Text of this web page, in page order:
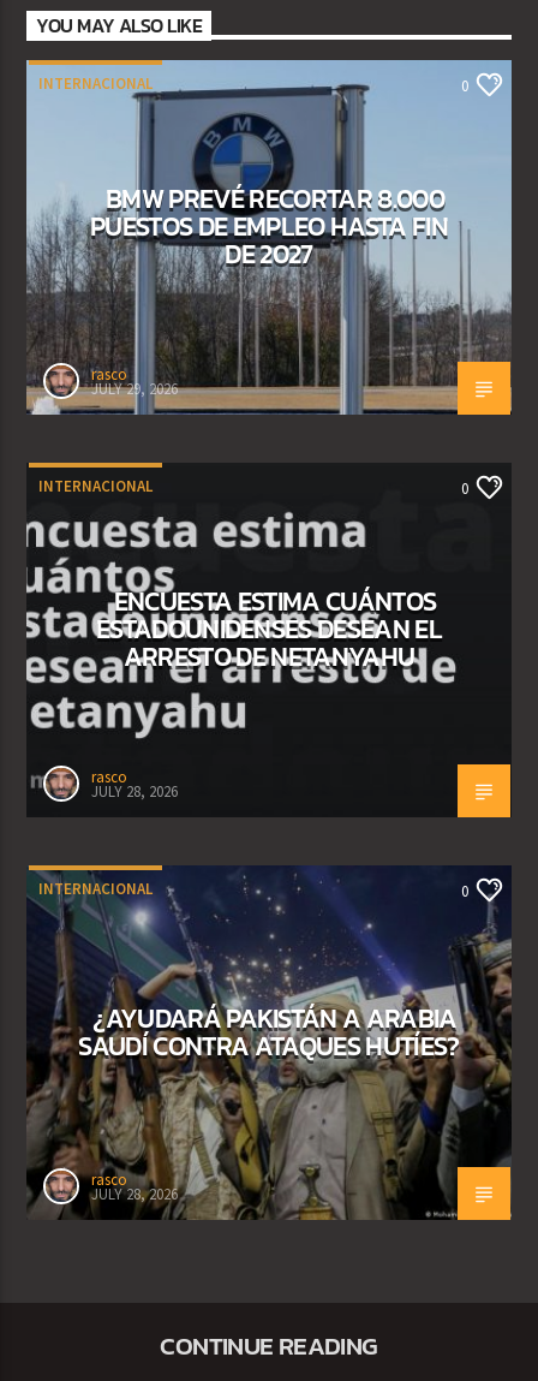
YOU MAY ALSO LIKE
INTERNACIONAL 0
BMW PREVÉ RECORTAR 8.000
PUESTOS DE EMPLEO HASTA FIN
DE 2027
rasco
JULY 29, 2026
INTERNACIONAL 0
ENCUESTA ESTIMA CUÁNTOS
ESTADOUNIDENSES DESEAN EL
ARRESTO DE NETANYAHU
rasco
JULY 28, 2026
INTERNACIONAL 0
¿AYUDARÁ PAKISTÁN A ARABIA
SAUDÍ CONTRA ATAQUES HUTÍES?
rasco
JULY 28, 2026
CONTINUE READING